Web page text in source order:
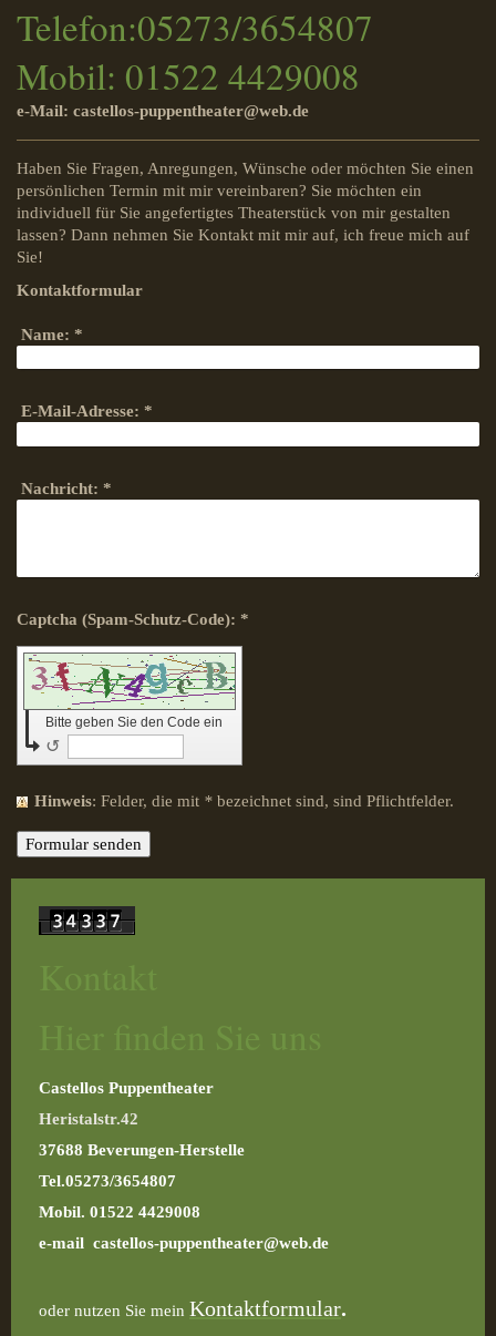
Telefon:05273/3654807
Mobil: 01522 4429008
e-Mail: castellos-puppentheater@web.de
Haben Sie Fragen, Anregungen, Wünsche oder möchten Sie einen
persönlichen Termin mit mir vereinbaren? Sie möchten ein
individuell für Sie angefertigtes Theaterstück von mir gestalten
lassen? Dann nehmen Sie Kontakt mit mir auf, ich freue mich auf
Sie!
Kontaktformular
Name: *
E-Mail-Adresse: *
Nachricht: *
Captcha (Spam-Schutz-Code): *
Bitte geben Sie den Code ein
↺
Hinweis : Felder, die mit * bezeichnet sind, sind Pflichtfelder.
Castellos Puppentheater
Heristalstr.42
37688 Beverungen-Herstelle
Tel.05273/3654807
Mobil. 01522 4429008
e-mail castellos-puppentheater@web.de
oder nutzen Sie mein Kontaktformular.